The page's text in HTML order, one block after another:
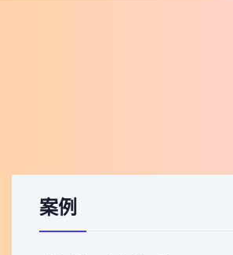
案例